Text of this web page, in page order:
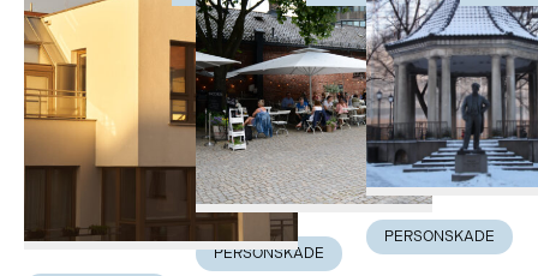
PERSONSKADE
PERSONSKADE